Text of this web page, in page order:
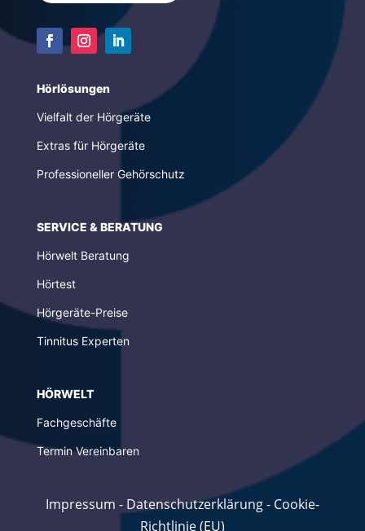
Hörlösungen
Vielfalt der Hörgeräte
Extras für Hörgeräte
Professioneller Gehörschutz
SERVICE & BERATUNG
Hörwelt Beratung
Hörtest
Hörgeräte-Preise
Tinnitus Experten
HÖRWELT
Fachgeschäfte
Termin Vereinbaren
Impressum - Datenschutzerklärung- Cookie-
Richtlinie (EU)